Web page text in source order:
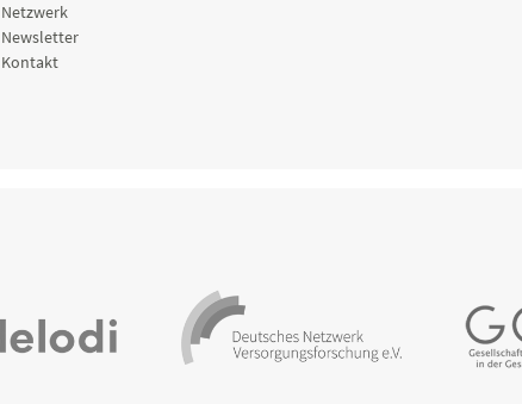
Netzwerk
Newsletter
Kontakt